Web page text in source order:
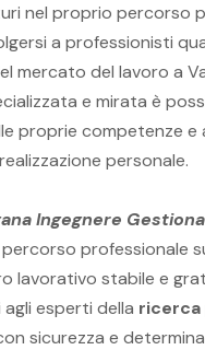
nel proprio percorso
a professionisti
mercato del lavoro a
e mirata è
proprie competenze e
personale.
Ingegnere
professionale
lavorativo stabile e
esperti della ricerca
sicurezza e